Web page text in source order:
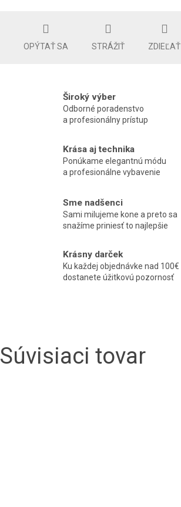
OPÝTAŤ SA STRÁŽIŤ ZDIEĽAŤ
Široký výber
Odborné poradenstvo
a profesionálny prístup
Krása aj technika
Ponúkame elegantnú módu
a profesionálne vybavenie
Sme nadšenci
Sami milujeme kone a preto sa
snažíme priniesť to najlepšie
Krásny darček
Ku každej objednávke nad 100€
dostanete úžitkovú pozornosť
Súvisiaci tovar